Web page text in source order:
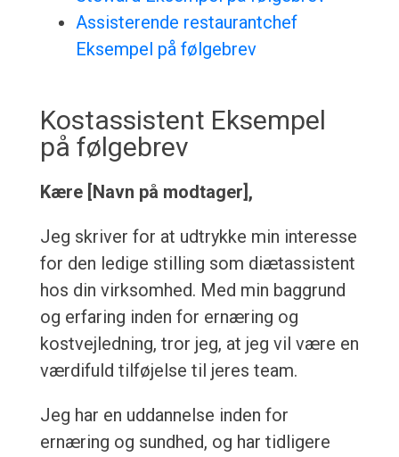
Assisterende restaurantchef
Eksempel på følgebrev
Kostassistent Eksempel
på følgebrev
Kære [Navn på modtager],
Jeg skriver for at udtrykke min interesse
for den ledige stilling som diætassistent
hos din virksomhed. Med min baggrund
og erfaring inden for ernæring og
kostvejledning, tror jeg, at jeg vil være en
værdifuld tilføjelse til jeres team.
Jeg har en uddannelse inden for
ernæring og sundhed, og har tidligere